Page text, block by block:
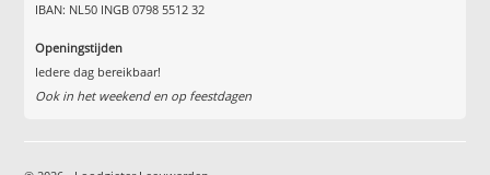
IBAN: NL50 INGB 0798 5512 32
Openingstijden
Iedere dag bereikbaar!
Ook in het weekend en op feestdagen